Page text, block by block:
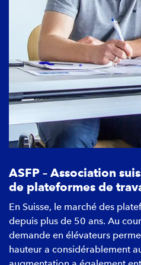
ASFP – Association
de plateformes de
En Suisse, le marché des
depuis plus de 50 ans. Au
demande en élévateurs
hauteur a considérablement